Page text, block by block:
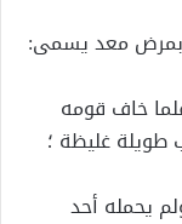
بمرض معد يسمى:
خاف قومه
طويلة غليظة ؛
يحمله أحد